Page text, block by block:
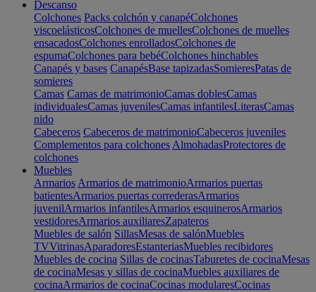
Descanso
Colchones Packs colchón y canapéColchones
viscoelásticosColchones de muellesColchones de muelles
ensacadosColchones enrolladosColchones de
espumaColchones para bebéColchones hinchables
Canapés y bases CanapésBase tapizadasSomieresPatas de
somieres
Camas Camas de matrimonioCamas doblesCamas
individualesCamas juvenilesCamas infantilesLiterasCamas
nido
Cabeceros Cabeceros de matrimonioCabeceros juveniles
Complementos para colchones AlmohadasProtectores de
colchones
Muebles
Armarios Armarios de matrimonioArmarios puertas
batientesArmarios puertas correderasArmarios
juvenilArmarios infantilesArmarios esquinerosArmarios
vestidoresArmarios auxiliaresZapateros
Muebles de salón SillasMesas de salónMuebles
TVVitrinasAparadoresEstanteriasMuebles recibidores
Muebles de cocina Sillas de cocinasTaburetes de cocinaMesas
de cocinaMesas y sillas de cocinaMuebles auxiliares de
cocinaArmarios de cocinaCocinas modularesCocinas